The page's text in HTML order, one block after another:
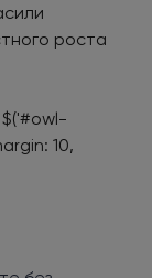
роста
10,